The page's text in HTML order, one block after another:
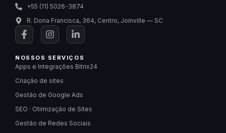
+55 (11) 5026-3874
R. Dona Francisca, 364, Centro, Joinville — SC
NOSSOS SERVIÇOS
Apps e Integrações Bitrix24
Criação de sites
Gestão de Google Ads
SEO · Otimização de Sites
Gestão de Redes Sociais